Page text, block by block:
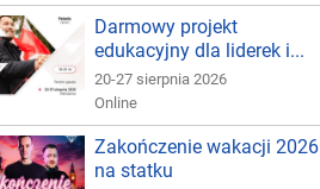
Darmowy projekt
edukacyjny dla liderek i...
20-27 sierpnia 2026
Online
Zakończenie wakacji 2026
na statku